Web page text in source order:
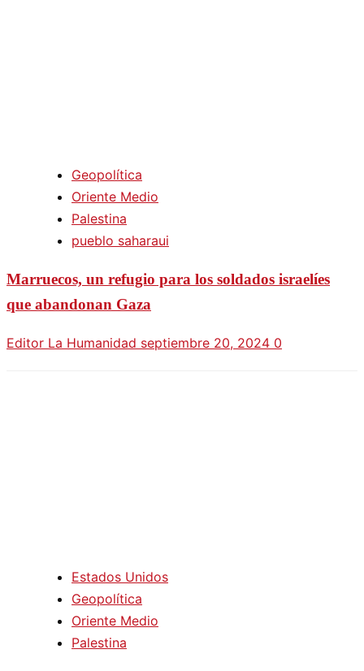
Geopolítica
Oriente Medio
Palestina
pueblo saharaui
Marruecos, un refugio para los soldados israelíes
que abandonan Gaza
Editor La Humanidad septiembre 20, 2024 0
Estados Unidos
Geopolítica
Oriente Medio
Palestina